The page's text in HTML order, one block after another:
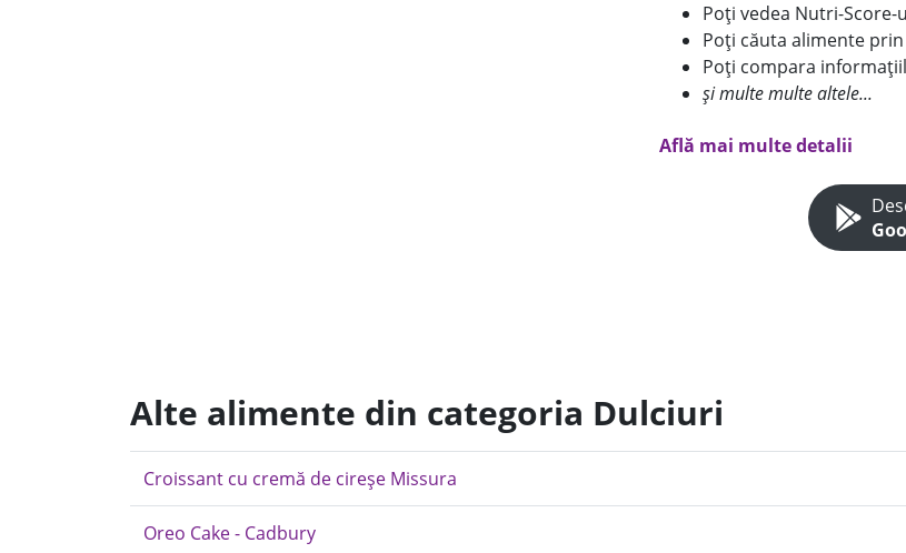
Poți vedea Nutri-
Poți căuta alimente
Poți compara
și multe multe altele...
Află mai multe detalii
Alte alimente din categoria Dulciuri
Croissant cu cremă de cireșe Missura
Oreo Cake - Cadbury